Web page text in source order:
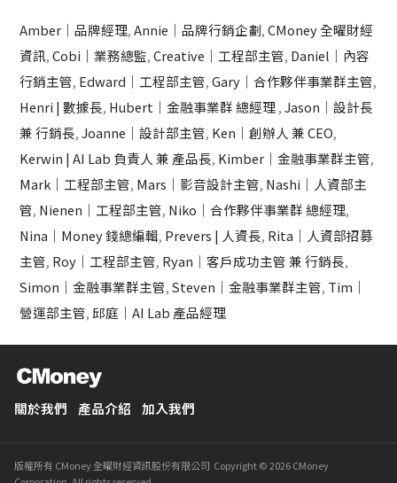
Amber｜品牌經理,Annie｜品牌行銷企劃,CMoney 全曜財經
資訊,Cobi｜業務總監,Creative｜工程部主管, Daniel｜內容
行銷主管, Edward｜工程部主管,Gary｜合作夥伴事業群主管,
Henri | 數據長, Hubert｜金融事業群 總經理,Jason｜設計長
兼 行銷長,Joanne｜設計部主管, Ken｜創辦人 兼 CEO,
Kerwin | AI Lab 負責人 兼 產品長, Kimber｜金融事業群主管,
Mark｜工程部主管, Mars｜影音設計主管, Nashi｜人資部主
管, Nienen｜工程部主管, Niko｜合作夥伴事業群 總經理,
Nina｜Money 錢總編輯, Prevers | 人資長, Rita｜人資部招募
主管, Roy｜工程部主管, Ryan｜客戶成功主管 兼 行銷長,
Simon｜金融事業群主管,Steven｜金融事業群主管, Tim｜
營運部主管,邱庭｜AI Lab 產品經理
關於我們 產品介紹 加入我們
版權所有 CMoney 全曜財經資訊股份有限公司 Copyright © 2026 CMoney